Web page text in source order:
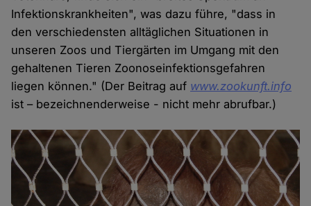
Infektionskrankheiten", was dazu führe, "dass in
den verschiedensten alltäglichen Situationen in
unseren Zoos und Tiergärten im Umgang mit den
gehaltenen Tieren Zoonoseinfektionsgefahren
liegen können." (Der Beitrag auf www.zookunft.info
ist – bezeichnenderweise - nicht mehr abrufbar.)